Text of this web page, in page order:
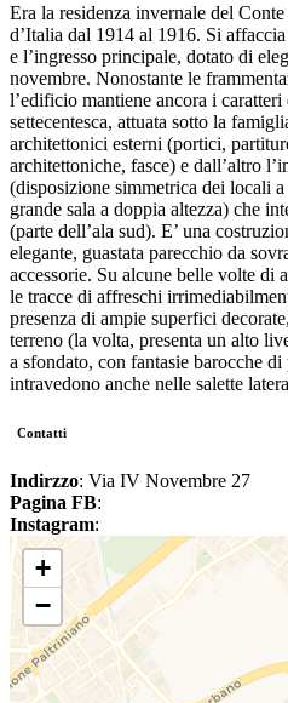
Era la residenza invernale del
d’Italia dal 1914 al 1916. Si
e l’ingresso principale, dotato di
novembre. Nonostante le
l’edificio mantiene ancora i
settecentesca, attuata sotto la
architettonici esterni (portici,
architettoniche, fasce) e dall’altro
(disposizione simmetrica dei locali
grande sala a doppia altezza) che
(parte dell’ala sud). E’ una
elegante, guastata parecchio da
accessorie. Su alcune belle volte di
le tracce di affreschi
presenza di ampie superfici
terreno (la volta, presenta un alto
a sfondato, con fantasie barocche
intravedono anche nelle salette
Contatti
Indirzzo: Via IV Novembre 27
Pagina FB:
Instagram:
+
−